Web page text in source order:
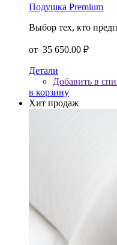
Подушка Premium
Выбор тех, кто
от 35 650.00 ₽
Детали
Добавить в
в корзину
Хит продаж